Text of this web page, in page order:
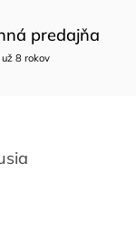
predajňa
už 8 rokov